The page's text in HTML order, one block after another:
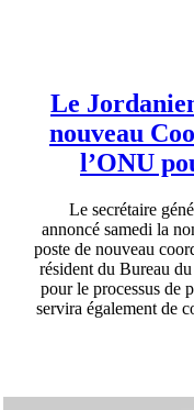
Le
nouveau
l’ONU
Le secrétaire
annoncé samedi la
poste de nouveau
résident du Bureau
pour le processus
servira également de